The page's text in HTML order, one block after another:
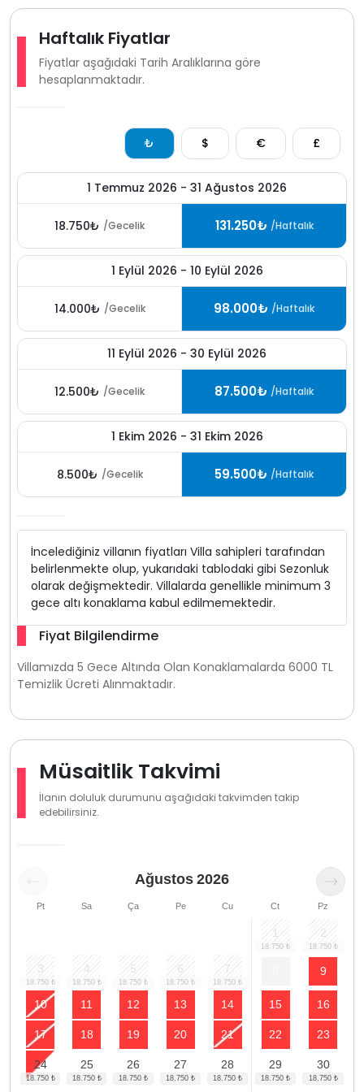
Haftalık Fiyatlar
Fiyatlar aşağıdaki Tarih Aralıklarına göre
hesaplanmaktadır.
₺ $ € £
1 Temmuz 2026 - 31 Ağustos 2026
18.750₺ /Gecelik 131.250₺ /Haftalık
1 Eylül 2026 - 10 Eylül 2026
14.000₺ /Gecelik 98.000₺ /Haftalık
11 Eylül 2026 - 30 Eylül 2026
12.500₺ /Gecelik 87.500₺ /Haftalık
1 Ekim 2026 - 31 Ekim 2026
8.500₺ /Gecelik 59.500₺ /Haftalık
İncelediğiniz villanın fiyatları Villa sahipleri tarafından
belirlenmekte olup, yukarıdaki tablodaki gibi Sezonluk
olarak değişmektedir. Villalarda genellikle minimum 3
gece altı konaklama kabul edilmemektedir.
Fiyat Bilgilendirme
Villamızda 5 Gece Altında Olan Konaklamalarda 6000 TL
Temizlik Ücreti Alınmaktadır.
Müsaitlik Takvimi
İlanın doluluk durumunu aşağıdaki takvimden takip
edebilirsiniz.
Ağustos 2026
Pt Sa Ça Pe Cu Ct Pz
1 2
3 4 5 6 7 9
10 11 12 13 14 15 16
17 18 19 20 21 22 23
24 25 26 27 28 29 30